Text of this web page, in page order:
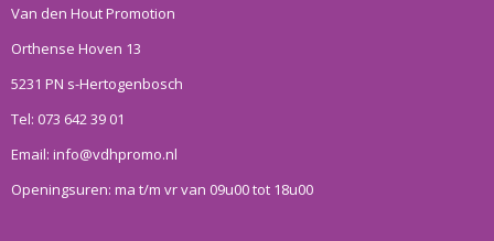
Van den Hout Promotion
Orthense Hoven 13
5231 PN s-Hertogenbosch
Tel: 073 642 39 01
Email: info@vdhpromo.nl
Openingsuren: ma t/m vr van 09u00 tot 18u00